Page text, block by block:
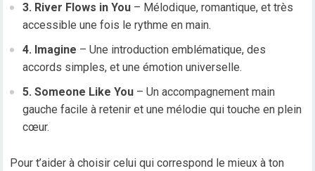
3. River Flows in You – Mélodique, romantique, et très
accessible une fois le rythme en main.
4. Imagine – Une introduction emblématique, des
accords simples, et une émotion universelle.
5. Someone Like You – Un accompagnement main
gauche facile à retenir et une mélodie qui touche en plein
cœur.
Pour t’aider à choisir celui qui correspond le mieux à ton